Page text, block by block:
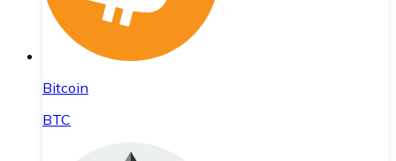
Bitcoin
BTC